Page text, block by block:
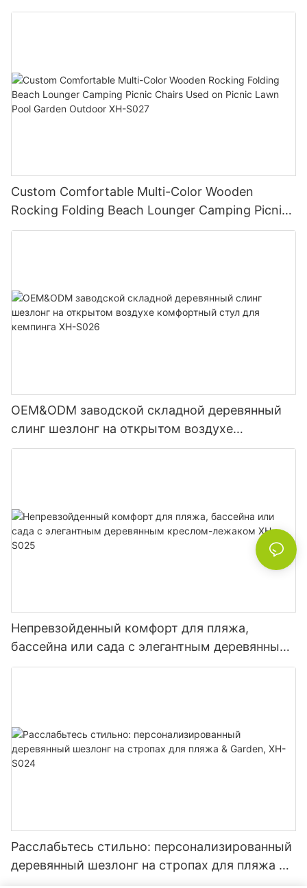
Custom Comfortable Multi-Color Wooden
Rocking Folding Beach Lounger Camping Picnic
Chairs Used on Picnic Lawn Pool Garden
OEM&ODM заводской складной деревянный
слинг шезлонг на открытом воздухе
комфортный стул для кемпинга XH-S026
Непревзойденный комфорт для пляжа,
бассейна или сада с элегантным деревянным
креслом-лежаком XH-S025
Расслабьтесь стильно: персонализированный
деревянный шезлонг на стропах для пляжа &